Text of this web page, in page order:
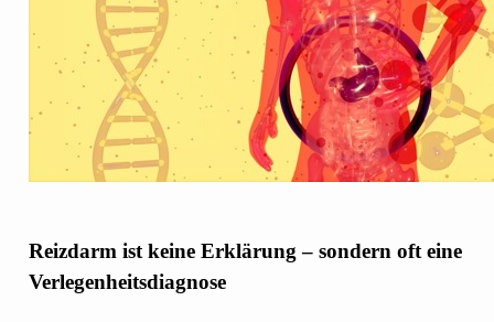
Reizdarm ist keine Erklärung – sondern oft eine
Verlegenheitsdiagnose